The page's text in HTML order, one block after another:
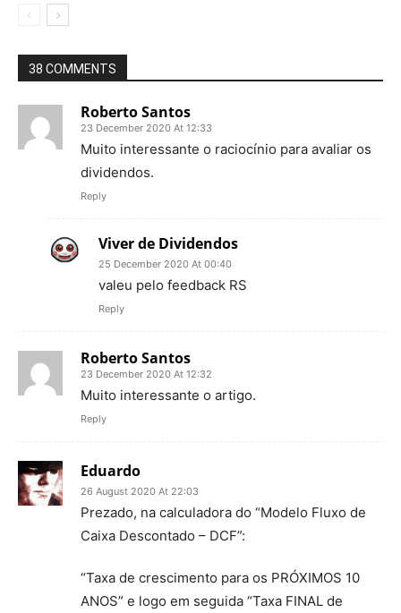
38 COMMENTS
Roberto Santos
23 December 2020 At 12:33
Muito interessante o raciocínio para avaliar os
dividendos.
Reply
Viver de Dividendos
25 December 2020 At 00:40
valeu pelo feedback RS
Reply
Roberto Santos
23 December 2020 At 12:32
Muito interessante o artigo.
Reply
Eduardo
26 August 2020 At 22:03
Prezado, na calculadora do “Modelo Fluxo de
Caixa Descontado – DCF”:
“Taxa de crescimento para os PRÓXIMOS 10
ANOS” e logo em seguida “Taxa FINAL de